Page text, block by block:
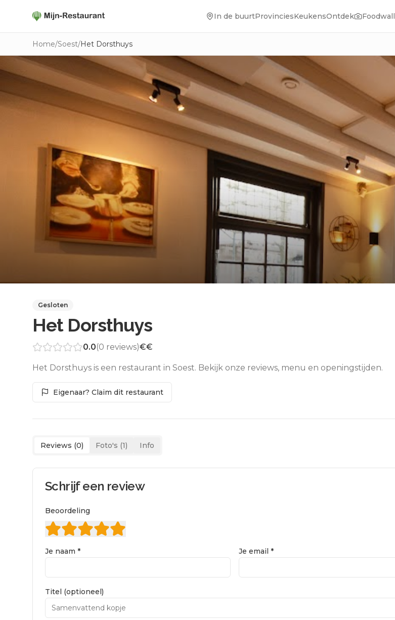
In de buurtProvinciesKeukensOntdek Foodwall
Home/Soest/Het Dorsthuys
Gesloten
Het Dorsthuys
0.0(0 reviews)€€
Het Dorsthuys is een restaurant in Soest. Bekijk onze reviews, menu en openingstijden.
Eigenaar? Claim dit restaurant
Reviews (0) Foto's (1) Info
Schrijf een review
Beoordeling
Je naam * Je email *
Titel (optioneel)